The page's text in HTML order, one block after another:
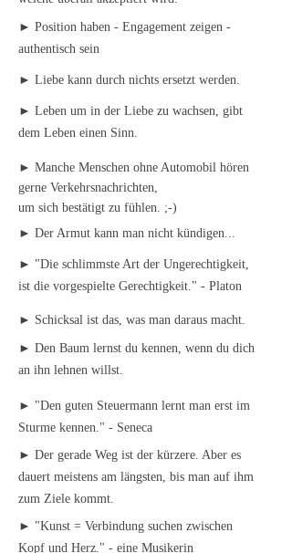
► Position haben - Engagement zeigen -
authentisch sein
► Liebe kann durch nichts ersetzt werden.
► Leben um in der Liebe zu wachsen, gibt
dem Leben einen Sinn.
► Manche Menschen ohne Automobil hören
gerne Verkehrsnachrichten,
um sich bestätigt zu fühlen. ;-)
► Der Armut kann man nicht kündigen...
► "Die schlimmste Art der Ungerechtigkeit,
ist die vorgespielte Gerechtigkeit." - Platon
► Schicksal ist das, was man daraus macht.
► Den Baum lernst du kennen, wenn du dich
an ihn lehnen willst.
► "Den guten Steuermann lernt man erst im
Sturme kennen." - Seneca
► Der gerade Weg ist der kürzere. Aber es
dauert meistens am längsten, bis man auf ihm
zum Ziele kommt.
► "Kunst = Verbindung suchen zwischen
Kopf und Herz." - eine Musikerin